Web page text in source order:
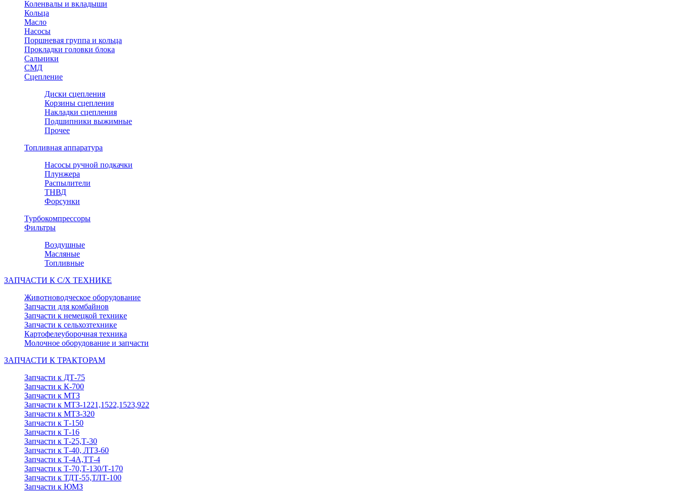
Коленвалы и вкладыши
Кольца
Масло
Насосы
Поршневая группа и кольца
Прокладки головки блока
Сальники
СМД
Сцепление
Диски сцепления
Корзины сцепления
Накладки сцепления
Подшипники выжимные
Прочее
Топливная аппаратура
Насосы ручной подкачки
Плунжера
Распылители
ТНВД
Форсунки
Турбокомпрессоры
Фильтры
Воздушные
Масляные
Топливные
ЗАПЧАСТИ К С/Х ТЕХНИКЕ
Животноводческое оборудование
Запчасти для комбайнов
Запчасти к немецкой технике
Запчасти к сельхозтехнике
Картофелеуборочная техника
Молочное оборудование и запчасти
ЗАПЧАСТИ К ТРАКТОРАМ
Запчасти к ДТ-75
Запчасти к К-700
Запчасти к МТЗ
Запчасти к МТЗ-1221,1522,1523,922
Запчасти к МТЗ-320
Запчасти к Т-150
Запчасти к Т-16
Запчасти к Т-25,Т-30
Запчасти к Т-40, ЛТЗ-60
Запчасти к Т-4А,ТТ-4
Запчасти к Т-70,Т-130/Т-170
Запчасти к ТДТ-55,ТЛТ-100
Запчасти к ЮМЗ